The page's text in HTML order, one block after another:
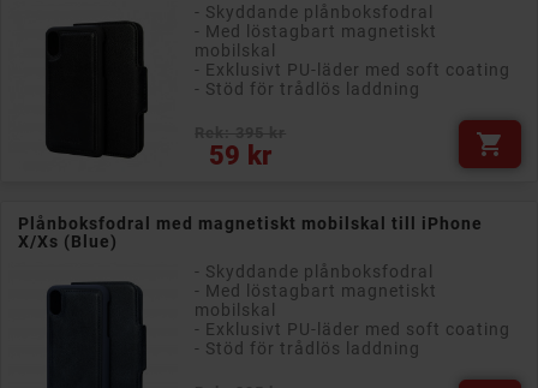
- Skyddande plånboksfodral
- Med löstagbart magnetiskt
mobilskal
- Exklusivt PU-läder med soft coating
- Stöd för trådlös laddning
59 kr
Pris 
Plånboksfodral med magnetiskt mobilskal till iPhone
X/Xs (Blue)
- Skyddande plånboksfodral
- Med löstagbart magnetiskt
mobilskal
- Exklusivt PU-läder med soft coating
- Stöd för trådlös laddning